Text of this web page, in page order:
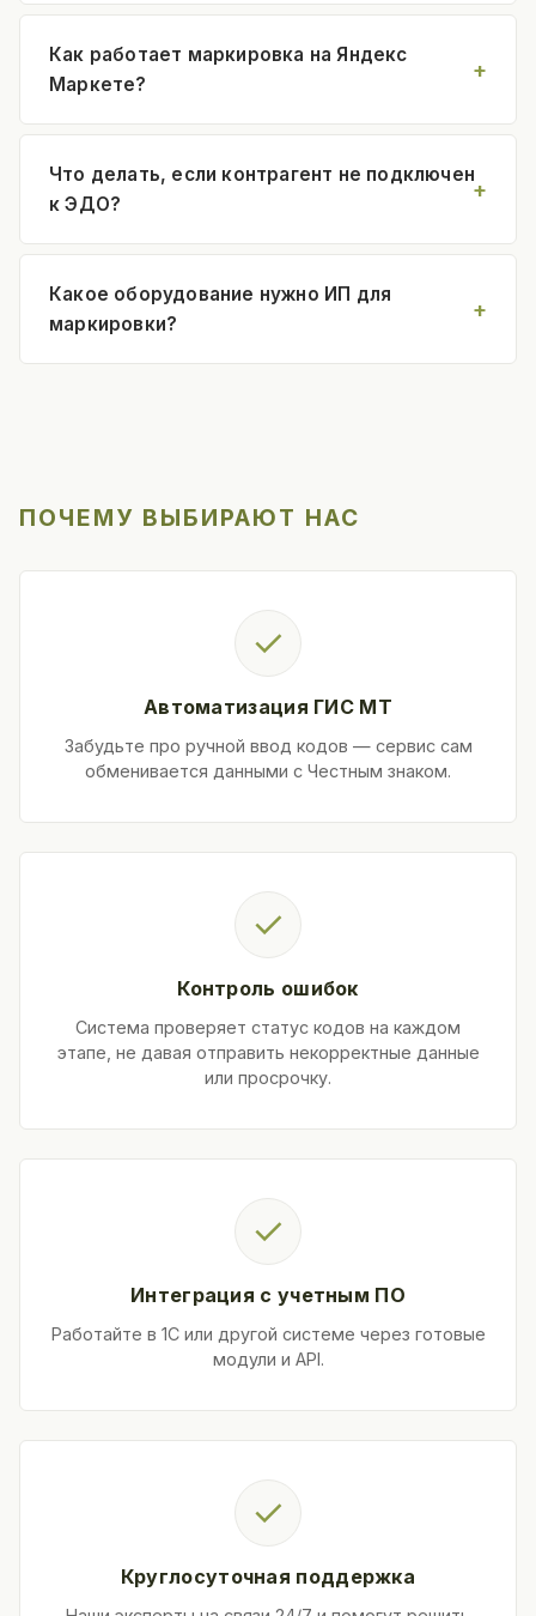
Как работает маркировка на Яндекс
Маркете?
Что делать, если контрагент не подключен
к ЭДО?
Какое оборудование нужно ИП для
маркировки?
ПОЧЕМУ ВЫБИРАЮТ НАС
✓
Автоматизация ГИС МТ
Забудьте про ручной ввод кодов — сервис сам
обменивается данными с Честным знаком.
✓
Контроль ошибок
Система проверяет статус кодов на каждом
этапе, не давая отправить некорректные данные
или просрочку.
✓
Интеграция с учетным ПО
Работайте в 1С или другой системе через готовые
модули и API.
✓
Круглосуточная поддержка